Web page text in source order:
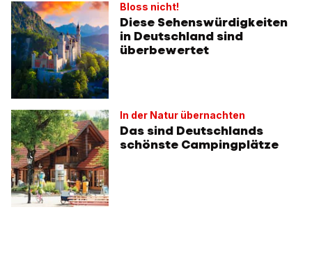
Bloss nicht!
Diese Sehenswürdigkeiten
in Deutschland sind
überbewertet
In der Natur übernachten
Das sind Deutschlands
schönste Campingplätze